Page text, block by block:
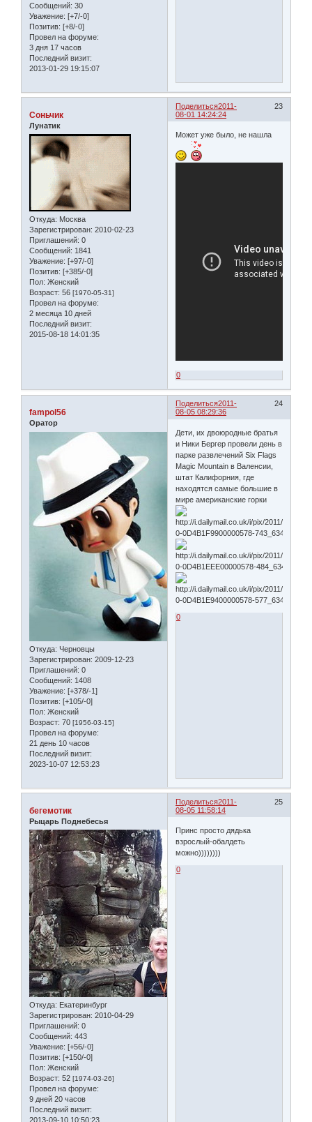
Сообщений: 30
Уважение: [+7/-0]
Позитив: [+8/-0]
Провел на форуме:
3 дня 17 часов
Последний визит:
2013-01-29 19:15:07
Поделиться 23
2011-
08-01 14:24:24
Соньчик
Лунатик
Откуда: Москва
Зарегистрирован: 2010-02-23
Приглашений: 0
Сообщений: 1841
Уважение: [+97/-0]
Позитив: [+385/-0]
Пол: Женский
Возраст: 56 [1970-05-31]
Провел на форуме:
2 месяца 10 дней
Последний визит:
2015-08-18 14:01:35
Может уже было, не нашла
0
Поделиться 24
2011-
08-05 08:29:36
fampol56
Оратор
Откуда: Черновцы
Зарегистрирован: 2009-12-23
Приглашений: 0
Сообщений: 1408
Уважение: [+378/-1]
Позитив: [+105/-0]
Пол: Женский
Возраст: 70 [1956-03-15]
Провел на форуме:
21 день 10 часов
Последний визит:
2023-10-07 12:53:23
Дети, их двоюродные братья
и Ники Бергер провели день в
парке развлечений Six Flags
Magic Mountain в Валенсии,
штат Калифорния, где
находятся самые большие в
мире американские горки
0
Поделиться 25
2011-
08-05 11:58:14
бегемотик
Рыцарь Поднебесья
Откуда: Екатеринбург
Зарегистрирован: 2010-04-29
Приглашений: 0
Сообщений: 443
Уважение: [+56/-0]
Позитив: [+150/-0]
Пол: Женский
Возраст: 52 [1974-03-26]
Провел на форуме:
9 дней 20 часов
Последний визит:
2013-09-10 10:50:23
Принс просто дядька
взрослый-обалдеть
можно))))))))
0